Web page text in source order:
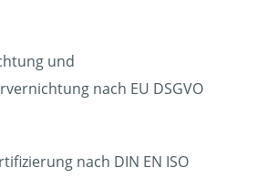
und
nach EU DSGVO
nach DIN EN ISO